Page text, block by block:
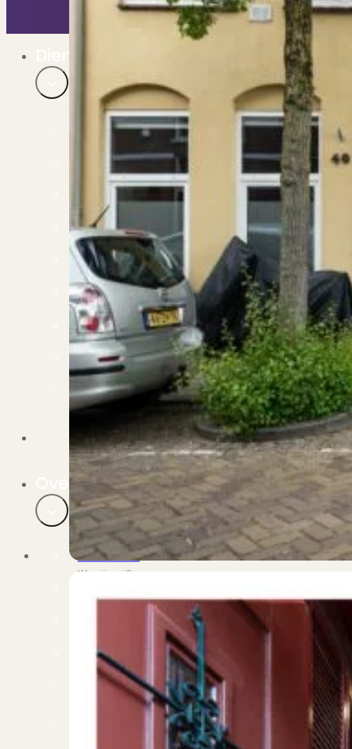
Bekijk ons huuraanbod..
Nieuwbouw projecten
Verkoop
Begeleiding naar een succesvolle verkoop
Aankoop
Samen vinden wij jouw droomwoning
Voldoe aan alle wettelijke eisen
Stille Verkoop
Verkoop jouw huis discreet..
Nieuwbouw verkopen
Vraagt om specialistische kennis...
Verhuren
Verhuur uw woning via ons netwerk
Verhuur & Beheer
Huurwoningen én beheer op maat
Verbouwen
Wil jij jouw huis renoveren? Geen probleem!
Alle diensten
Bekijk het overzicht van alle diensten..
Over PUUR*
Over PUUR*
Wie zijn wij?
Leer ons beter kennen..
Werken bij PUUR*
Kom jij ons team versterken?
Onze vestigingen
De kracht van 6 vestigingen!
Beoordelingen
Dit zeggen klanten over ons
Maak gebruik van ons netwerk